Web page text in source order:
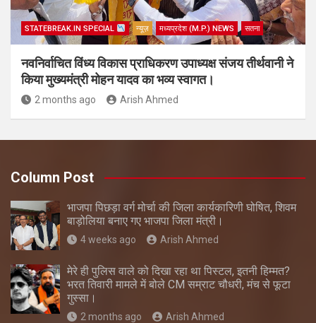
STATEBREAK.IN SPECIAL न्यूज़ मध्यप्रदेश (M.P.) NEWS सतना
नवनिर्वाचित विंध्य विकास प्राधिकरण उपाध्यक्ष संजय तीर्थवानी ने
किया मुख्यमंत्री मोहन यादव का भव्य स्वागत।
2 months ago Arish Ahmed
Column Post
भाजपा पिछड़ा वर्ग मोर्चा की जिला कार्यकारिणी घोषित, शिवम
बाड़ोलिया बनाए गए भाजपा जिला मंत्री।
4 weeks ago Arish Ahmed
मेरे ही पुलिस वाले को दिखा रहा था पिस्टल, इतनी हिम्मत?
भरत तिवारी मामले में बोले CM सम्राट चौधरी, मंच से फूटा
गुस्सा।
2 months ago Arish Ahmed